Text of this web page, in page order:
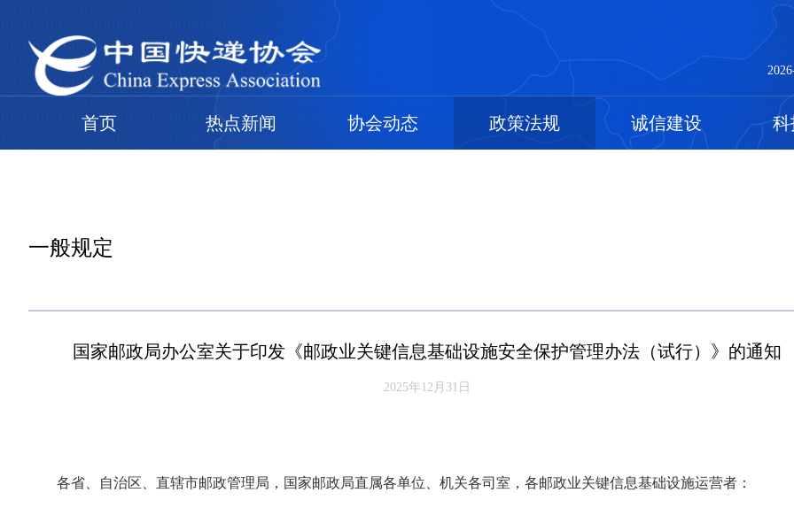
首页 热点新闻 协会动态 政策法规 诚信建设 科
一般规定
国家邮政局办公室关于印发《邮政业关键信息基础设施安全保护管理办法（试行）》的通知
2025年12月31日
各省、自治区、直辖市邮政管理局，国家邮政局直属各单位、机关各司室，各邮政业关键信息基础设施运营者：